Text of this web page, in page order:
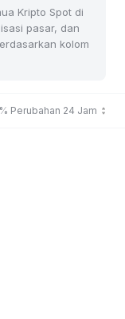
Kripto Spot di
pasar, dan
kolom
Perubahan 24 Jam